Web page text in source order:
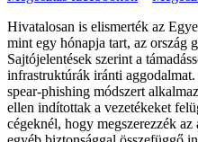
Hivatalosan is elismerték az
mint egy hónapja tart, az ország
Sajtójelentések szerint a
infrastruktúrák iránti
spear-phishing módszert
ellen indítottak a vezetékeket
cégeknél, hogy megszerezzék